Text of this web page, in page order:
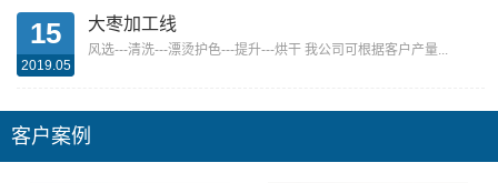
15
2019.05
大枣加工线
风选---清洗---漂烫护色---提升---烘干 我公司可根据客户产量...
客户案例